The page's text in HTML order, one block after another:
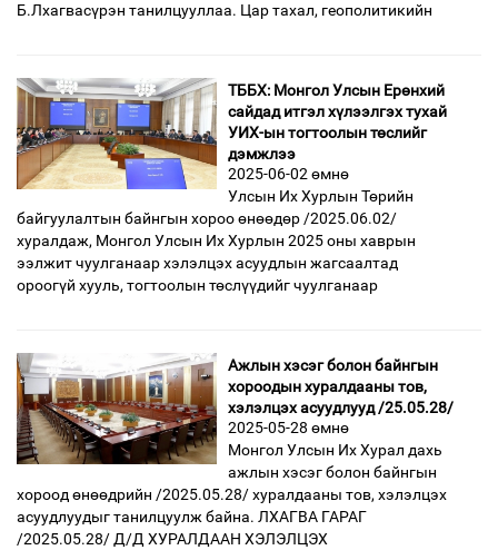
Б.Лхагвасүрэн танилцууллаа. Цар тахал, геополитикийн
ТББХ: Монгол Улсын Ерөнхий
сайдад итгэл хүлээлгэх тухай
УИХ-ын тогтоолын төслийг
дэмжлээ
2025-06-02 өмнө
Улсын Их Хурлын Төрийн
байгуулалтын байнгын хороо өнөөдөр /2025.06.02/
хуралдаж, Монгол Улсын Их Хурлын 2025 оны хаврын
ээлжит чуулганаар хэлэлцэх асуудлын жагсаалтад
ороогүй хууль, тогтоолын төслүүдийг чуулганаар
Ажлын хэсэг болон байнгын
хороодын хуралдааны тов,
хэлэлцэх асуудлууд /25.05.28/
2025-05-28 өмнө
Монгол Улсын Их Хурал дахь
ажлын хэсэг болон байнгын
хороод өнөөдрийн /2025.05.28/ хуралдааны тов, хэлэлцэх
асуудлуудыг танилцуулж байна. ЛХАГВА ГАРАГ
/2025.05.28/ Д/Д ХУРАЛДААН ХЭЛЭЛЦЭХ